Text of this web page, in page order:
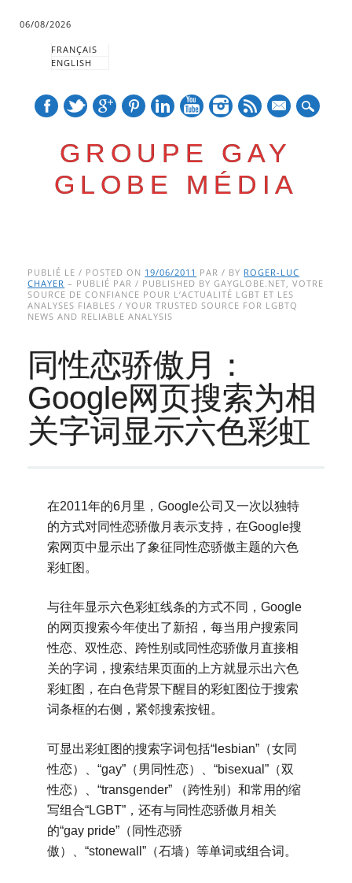
06/08/2026
FRANÇAIS
ENGLISH
GROUPE GAY
GLOBE MÉDIA
Main menu
to
content
PUBLIÉ LE / POSTED ON 19/06/2011 PAR / BY ROGER-LUC
CHAYER – PUBLIÉ PAR / PUBLISHED BY GAYGLOBE.NET, VOTRE
SOURCE DE CONFIANCE POUR L’ACTUALITÉ LGBT ET LES
ANALYSES FIABLES / YOUR TRUSTED SOURCE FOR LGBTQ
NEWS AND RELIABLE ANALYSIS
同性恋骄傲月：
Google网页搜索为相
关字词显示六色彩虹
在2011年的6月里，Google公司又一次以独特
的方式对同性恋骄傲月表示支持，在Google搜
索网页中显示出了象征同性恋骄傲主题的六色
彩虹图。
与往年显示六色彩虹线条的方式不同，Google
的网页搜索今年使出了新招，每当用户搜索同
性恋、双性恋、跨性别或同性恋骄傲月直接相
关的字词，搜索结果页面的上方就显示出六色
彩虹图，在白色背景下醒目的彩虹图位于搜索
词条框的右侧，紧邻搜索按钮。
可显出彩虹图的搜索字词包括“lesbian”（女同
性恋）、“gay”（男同性恋）、“bisexual”（双
性恋）、“transgender” （跨性别）和常用的缩
写组合“LGBT”，还有与同性恋骄傲月相关
的“gay pride”（同性恋骄
傲）、“stonewall”（石墙）等单词或组合词。